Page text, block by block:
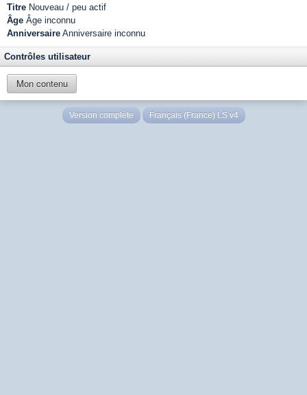
Titre Nouveau / peu actif
Âge Âge inconnu
Anniversaire Anniversaire inconnu
Contrôles utilisateur
Mon contenu
Version complète Français (France) LS v4